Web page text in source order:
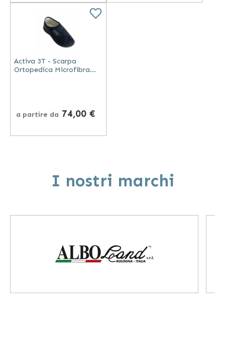
Activa 3T - Scarpa
Ortopedica Microfibra
a partire da 74,00 €
I nostri marchi